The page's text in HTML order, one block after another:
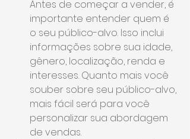
Antes de começar a vender, é
importante entender quem é
o seu público-alvo. Isso inclui
informações sobre sua idade,
gênero, localização, renda e
interesses. Quanto mais você
souber sobre seu público-alvo,
mais fácil será para você
personalizar sua abordagem
de vendas.